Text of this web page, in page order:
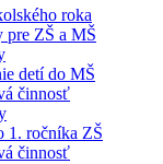
roka
pre ZŠ a MŠ
detí do MŠ
činnosť
1. ročníka ZŠ
činnosť